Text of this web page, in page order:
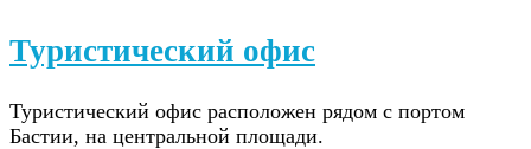
Туристический офис
Туристический офис расположен рядом с портом
Бастии, на центральной площади.